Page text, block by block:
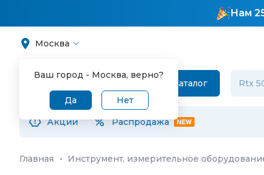
Нам
Москва
Ваш город - Москва, верно?
Да Нет
Каталог
Акции Распродажа
Главная · Инструмент, измерительное